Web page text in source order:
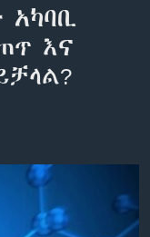
አካባቢ
እና